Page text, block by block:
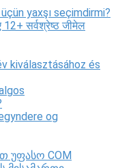
yaxşı seçimdirmi?
12+ सर्वश्रेष्ठ जीमेल
kiválasztásához és
og
უფასო COM